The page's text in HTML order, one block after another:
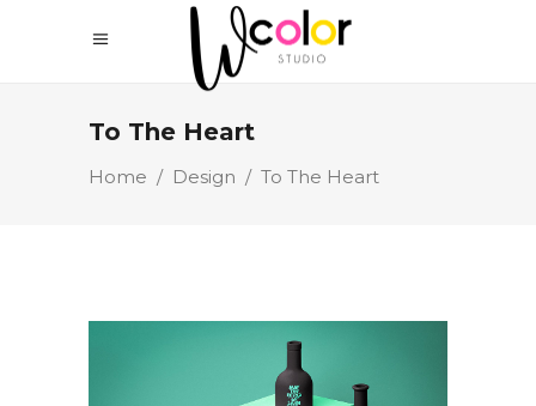
To The Heart
Home / Design / To The Heart